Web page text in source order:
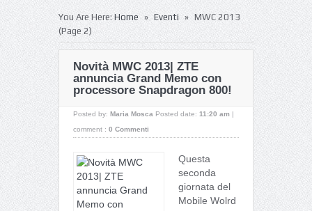
You Are Here:Home » Eventi » MWC 2013
(Page 2)
Novità MWC 2013| ZTE
annuncia Grand Memo con
processore Snapdragon 800!
Posted by: Maria Mosca Posted date: 11:20 am |
comment : 0 Commenti
Questa
seconda
giornata del
Mobile Wolrd